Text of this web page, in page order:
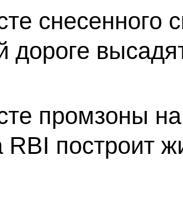
снесенного
промзоны
RBI построит